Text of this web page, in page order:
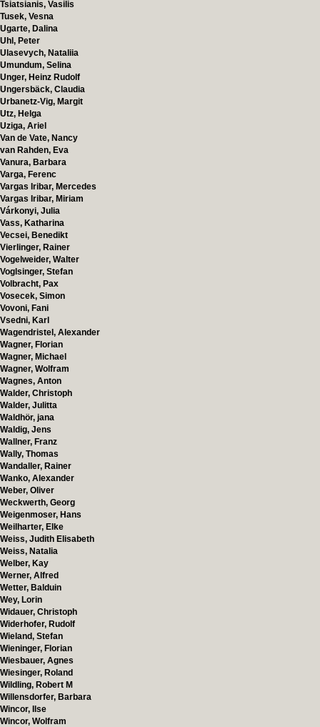
Tsiatsianis, Vasilis
Tusek, Vesna
Ugarte, Dalina
Uhl, Peter
Ulasevych, Nataliia
Umundum, Selina
Unger, Heinz Rudolf
Ungersbäck, Claudia
Urbanetz-Vig, Margit
Utz, Helga
Uziga, Ariel
Van de Vate, Nancy
van Rahden, Eva
Vanura, Barbara
Varga, Ferenc
Vargas Iribar, Mercedes
Vargas Iribar, Miriam
Várkonyi, Julia
Vass, Katharina
Vecsei, Benedikt
Vierlinger, Rainer
Vogelweider, Walter
Voglsinger, Stefan
Volbracht, Pax
Vosecek, Simon
Vovoni, Fani
Vsedni, Karl
Wagendristel, Alexander
Wagner, Florian
Wagner, Michael
Wagner, Wolfram
Wagnes, Anton
Walder, Christoph
Walder, Julitta
Waldhör, jana
Waldig, Jens
Wallner, Franz
Wally, Thomas
Wandaller, Rainer
Wanko, Alexander
Weber, Oliver
Weckwerth, Georg
Weigenmoser, Hans
Weilharter, Elke
Weiss, Judith Elisabeth
Weiss, Natalia
Welber, Kay
Werner, Alfred
Wetter, Balduin
Wey, Lorin
Widauer, Christoph
Widerhofer, Rudolf
Wieland, Stefan
Wieninger, Florian
Wiesbauer, Agnes
Wiesinger, Roland
Wildling, Robert M
Willensdorfer, Barbara
Wincor, Ilse
Wincor, Wolfram